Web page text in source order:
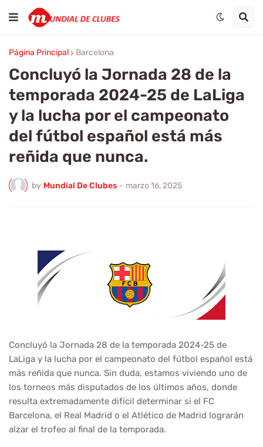
Página Principal Barcelona
Concluyó la Jornada 28 de la
temporada 2024-25 de LaLiga
y la lucha por el campeonato
del fútbol español está más
reñida que nunca.
by Mundial De Clubes - marzo 16, 2025
Concluyó la Jornada 28 de la temporada 2024-25 de
LaLiga y la lucha por el campeonato del fútbol español está
más reñida que nunca. Sin duda, estamos viviendo uno de
los torneos más disputados de los últimos años, donde
resulta extremadamente difícil determinar si el FC
Barcelona, el Real Madrid o el Atlético de Madrid lograrán
alzar el trofeo al final de la temporada.